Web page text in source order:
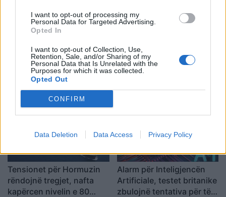
I want to opt-out of processing my
Personal Data for Targeted Advertising.
Opted In
I want to opt-out of Collection, Use,
Retention, Sale, and/or Sharing of my
Personal Data that Is Unrelated with the
Purposes for which it was collected.
Opted Out
CONFIRM
Data Deletion Data Access Privacy Policy
Tags:
Besmir Mustati Bujar Germizi
, erzen brecani
Tensionet për Hormuzin
rëndojnë tregjet, nafta
kapërcen nivelin e 80
Alarm për Inteligjencën
Artificiale, testet britanike
zbulojnë tentativa për të